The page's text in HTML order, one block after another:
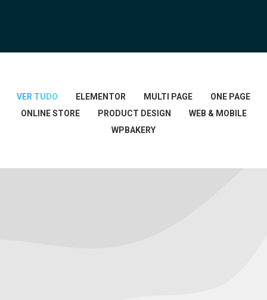
VER TUDO ELEMENTOR MULTI PAGE
ONE PAGE
ONLINE STORE
PRODUCT DESIGN
WEB & MOBILE
WPBAKERY